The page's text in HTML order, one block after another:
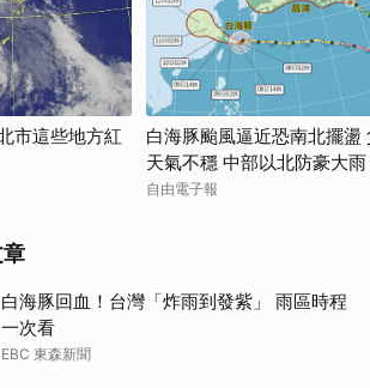
市這些地方紅
白海豚颱風逼近恐南北擺盪
天氣不穩 中部以北防豪大雨
自由電子報
白海豚回血！台灣「炸雨到發紫」 雨區時程
一次看
EBC 東森新聞